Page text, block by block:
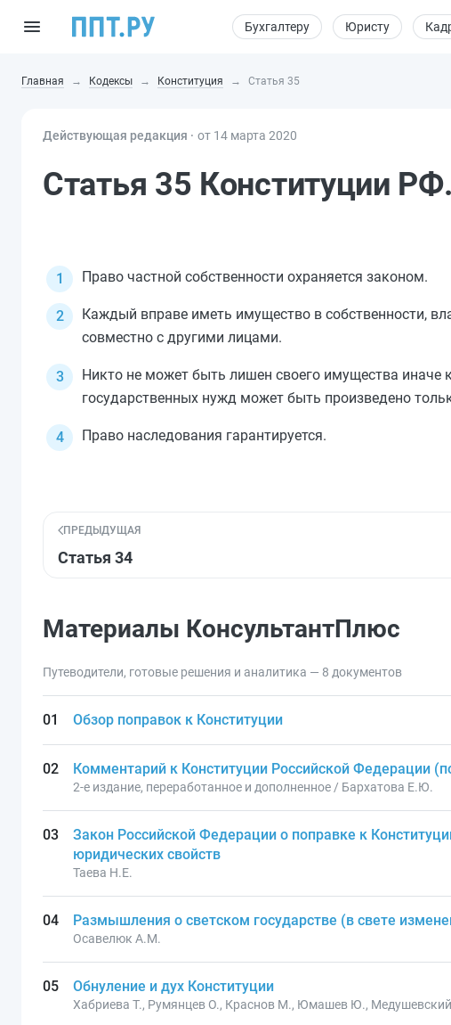
Бухгалтеру Юристу
Главная Кодексы Конституция Статья 35
Действующая редакция ⸱ от 14 марта 2020
Статья 35 Конституции РФ.
Право частной собственности охраняется законом.
Каждый вправе иметь имущество в собственности,
совместно с другими лицами.
Никто не может быть лишен своего имущества
государственных нужд может быть произведено
Право наследования гарантируется.
ПРЕДЫДУЩАЯ
Статья 34
Материалы КонсультантПлюс
Путеводители, готовые решения и аналитика — 8 документов
Обзор поправок к Конституции
Комментарий к Конституции Российской Федерации
2-е издание, переработанное и дополненное / Бархатова Е.Ю.
Закон Российской Федерации о поправке к
юридических свойств
Таева Н.Е.
Размышления о светском государстве (в свете
Осавелюк А.М.
Обнуление и дух Конституции
Хабриева Т., Румянцев О., Краснов М., Юмашев Ю.,